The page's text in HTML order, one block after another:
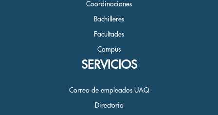
Coordinaciones
Bachilleres
Facultades
Campus
SERVICIOS
Correo de empleados UAQ
Directorio